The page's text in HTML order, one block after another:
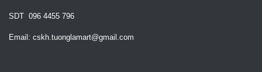
SDT 096 4455 796
Email: cskh.tuonglamart@gmail.com